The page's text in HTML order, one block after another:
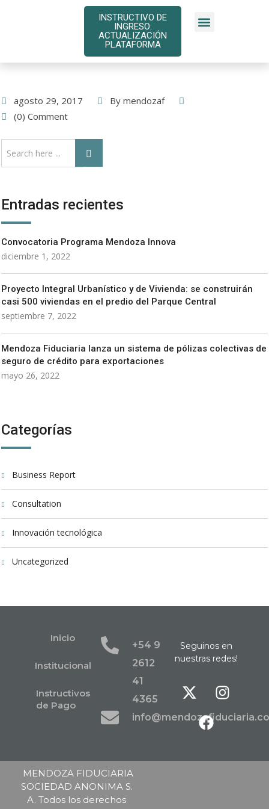
INSTRUCTIVO DE
INGRESO:
ACTUALIZACIÓN
PLATAFORMA
agosto 29, 2017 By mendozaf
(0) Comment
Entradas recientes
Convocatoria Programa Mendoza Innova
diciembre 1, 2022
Proyecto Integral Urbanístico y de Vivienda: se construirán
casi 500 viviendas en el predio del Parque Central
septiembre 7, 2022
Mendoza Fiduciaria lanza un sistema de pólizas colectivas de
seguro de crédito para exportaciones
mayo 26, 2022
Categorías
Business Report
Consultation
Innovación tecnológica
Uncategorized
Inicio
Institucional
Instructivos
de Pago
+54 9
2612
41
4365
Seguinos en
nuestras redes!
MENDOZA FIDUCIARIA
SOCIEDAD ANONIMA S.
A. Todos los derechos